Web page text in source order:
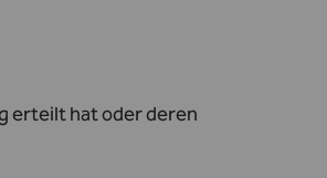
erteilt hat oder deren